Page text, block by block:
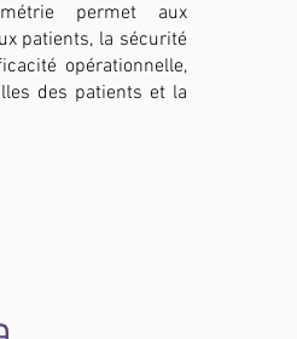
permet aux
patients, la sécurité
opérationnelle,
des patients et la